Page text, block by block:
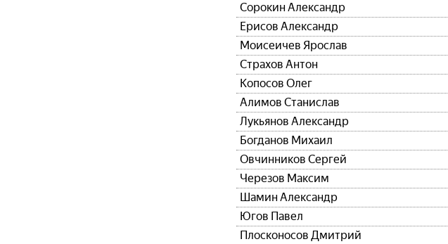
Сорокин Александр
Ерисов Александр
Моисеичев Ярослав
Страхов Антон
Копосов Олег
Алимов Станислав
Лукьянов Александр
Богданов Михаил
Овчинников Сергей
Черезов Максим
Шамин Александр
Югов Павел
Плосконосов Дмитрий